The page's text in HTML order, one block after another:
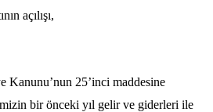
açılışı,
Kanunu’nun 25’inci maddesine
bir önceki yıl gelir ve giderleri ile